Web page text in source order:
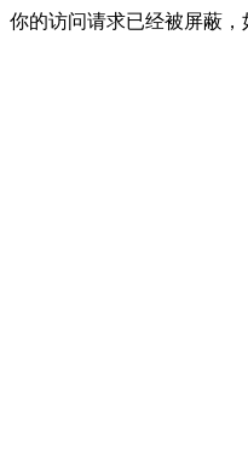
你的访问请求已经被屏蔽，